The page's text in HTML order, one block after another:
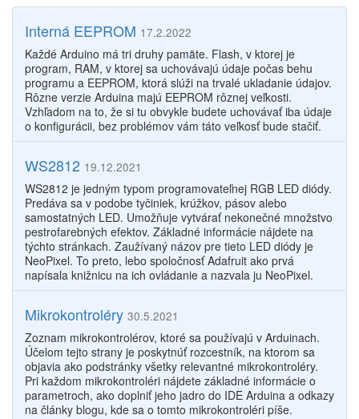
Interná EEPROM 17.2.2022
Každé Arduino má tri druhy pamäte. Flash, v ktorej je
program, RAM, v ktorej sa uchovávajú údaje počas behu
programu a EEPROM, ktorá slúži na trvalé ukladanie údajov.
Rôzne verzie Arduina majú EEPROM rôznej veľkosti.
Vzhľadom na to, že si tu obvykle budete uchovávať iba údaje
o konfigurácii, bez problémov vám táto veľkosť bude stačiť.
WS2812 19.12.2021
WS2812 je jedným typom programovateľnej RGB LED diódy.
Predáva sa v podobe tyčiniek, krúžkov, pásov alebo
samostatných LED. Umožňuje vytvárať nekonečné množstvo
pestrofarebných efektov. Základné informácie nájdete na
týchto stránkach. Zaužívaný názov pre tieto LED diódy je
NeoPixel. To preto, lebo spoločnosť Adafruit ako prvá
napísala knižnicu na ich ovládanie a nazvala ju NeoPixel.
Mikrokontroléry 30.5.2021
Zoznam mikrokontrolérov, ktoré sa používajú v Arduinach.
Účelom tejto strany je poskytnúť rozcestník, na ktorom sa
objavia ako podstránky všetky relevantné mikrokontroléry.
Pri každom mikrokontroléri nájdete základné informácie o
parametroch, ako doplniť jeho jadro do IDE Arduina a odkazy
na články blogu, kde sa o tomto mikrokontroléri píše.